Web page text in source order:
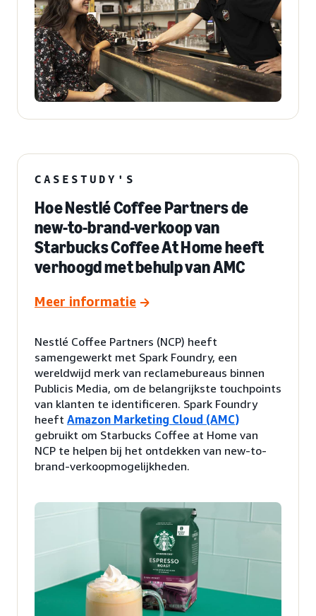
CASESTUDY'S
Hoe Nestlé Coffee Partners de
new-to-brand-verkoop van
Starbucks Coffee At Home heeft
verhoogd met behulp van AMC
Meer informatie
Nestlé Coffee Partners (NCP) heeft
samengewerkt met Spark Foundry, een
wereldwijd merk van reclamebureaus binnen
Publicis Media, om de belangrijkste touchpoints
van klanten te identificeren. Spark Foundry
heeft Amazon Marketing Cloud (AMC)
gebruikt om Starbucks Coffee at Home van
NCP te helpen bij het ontdekken van new-to-
brand-verkoopmogelijkheden.